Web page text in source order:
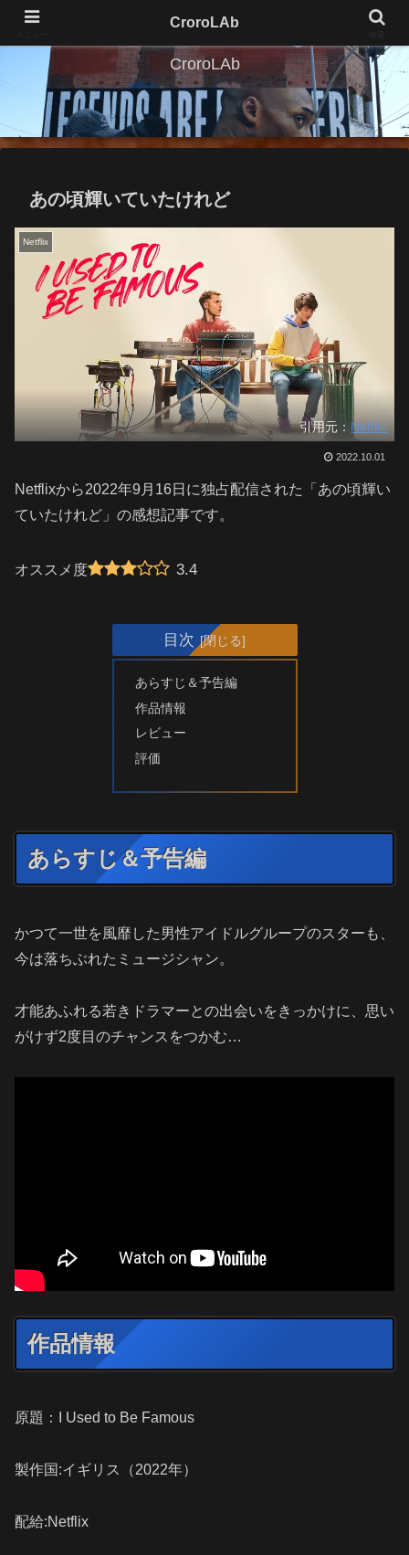
CroroLAb
あの頃輝いていたけれど
Netflix
引用元： Netflix
2022.10.01
Netflixから2022年9月16日に独占配信された「あの頃輝い
ていたけれど」の感想記事です。
オススメ度 3.4
目次
あらすじ＆予告編
作品情報
レビュー
評価
あらすじ＆予告編
かつて一世を風靡した男性アイドルグループのスターも、
今は落ちぶれたミュージシャン。
才能あふれる若きドラマーとの出会いをきっかけに、思い
がけず2度目のチャンスをつかむ…
作品情報
原題：I Used to Be Famous
製作国:イギリス（2022年）
配給:Netflix
CroroLAb